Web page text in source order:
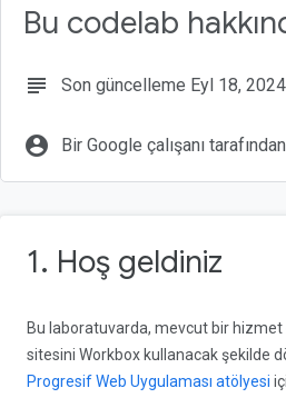
2. Hazırlanın
Bu codelab
subject Son güncelleme Eyl 18, 2024
account_circle Bir Google çalışanı
1. Hoş geldiniz
Bu laboratuvarda, mevcut bir hizmet
sitesini Workbox kullanacak şekilde
Progresif Web Uygulaması atölyesi